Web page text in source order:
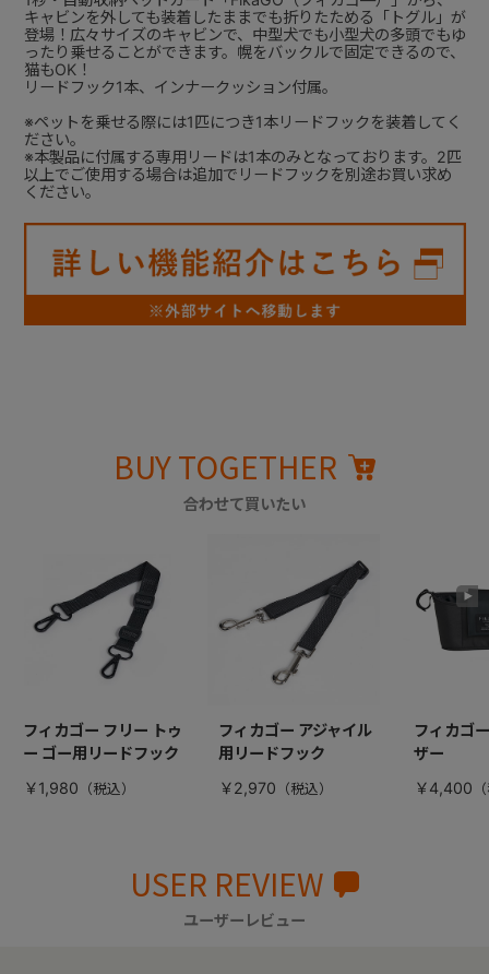
キャビンを外しても装着したままでも折りたためる「トグル」が
登場！広々サイズのキャビンで、中型犬でも小型犬の多頭でもゆ
ったり乗せることができます。幌をバックルで固定できるので、
猫もOK！
リードフック1本、インナークッション付属。
※ペットを乗せる際には1匹につき1本リードフックを装着してく
ださい。
※本製品に付属する専用リードは1本のみとなっております。2匹
以上でご使用する場合は追加でリードフックを別途お買い求め
ください。
BUY TOGETHER
合わせて買いたい
フィカゴー フリー トゥ
ー ゴー用リードフック
￥1,980
フィカゴー アジャイル
用リードフック
￥2,970
フィカゴ
ザー
￥4,400
USER REVIEW
ユーザーレビュー